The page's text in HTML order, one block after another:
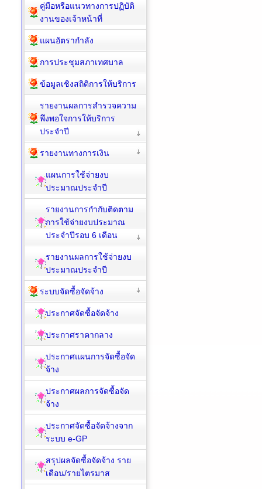
คู่มือหรือแนวทางการปฏิบัติ
งานของเจ้าหน้าที่
แผนอัตรากำลัง
การประชุมสภาเทศบาล
ข้อมูลเชิงสถิติการให้บริการ
รายงานผลการสำรวจความ
พึงพอใจการให้บริการ
ประจำปี
รายงานทางการเงิน
แผนการใช้จ่ายงบ
ประมาณประจำปี
รายงานการกำกับติดตาม
การใช้จ่ายงบประมาณ
ประจำปีรอบ 6 เดือน
รายงานผลการใช้จ่ายงบ
ประมาณประจำปี
ระบบจัดซื้อจัดจ้าง
ประกาศจัดซื้อจัดจ้าง
ประกาศราคากลาง
ประกาศแผนการจัดซื้อจัด
จ้าง
ประกาศผลการจัดซื้อจัด
จ้าง
ประกาศจัดซื้อจัดจ้างจาก
ระบบ e-GP
สรุปผลจัดซื้อจัดจ้าง ราย
เดือน/รายไตรมาส